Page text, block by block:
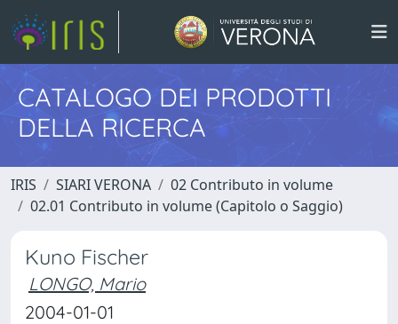
CATALOGO DEI PRODOTTI
DELLA RICERCA
IRIS SIARI VERONA
02 Contributo in volume
02.01 Contributo in volume (Capitolo o Saggio)
Kuno Fischer
LONGO, Mario
2004-01-01